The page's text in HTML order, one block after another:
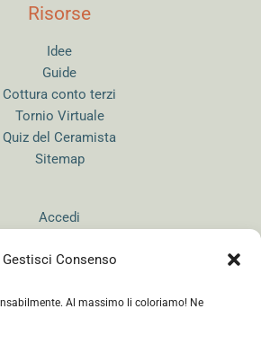
Gestisci Consenso
Al massimo li coloriamo! Ne
Risorse
Idee
Guide
Cottura conto terzi
Tornio Virtuale
Quiz del Ceramista
Sitemap
Accedi